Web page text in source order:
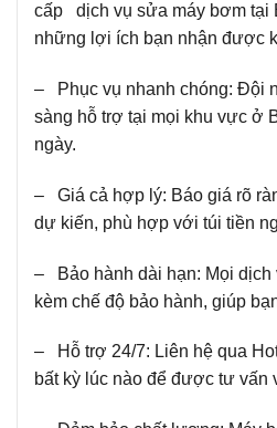
cấp dịch vụ sửa máy bơm tại
những lợi ích bạn nhận được
– Phục vụ nhanh chóng: Đội
sàng hỗ trợ tại mọi khu vực ở
ngày.
– Giá cả hợp lý: Báo giá rõ
dự kiến, phù hợp với túi tiền
– Bảo hành dài hạn: Mọi dịch
kèm chế độ bảo hành, giúp
– Hỗ trợ 24/7: Liên hệ qua
bất kỳ lúc nào để được tư vấn